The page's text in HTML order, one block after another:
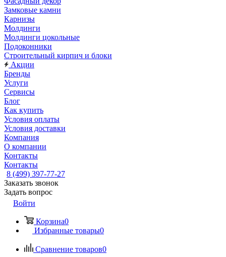
Замковые камни
Карнизы
Молдинги
Молдинги цокольные
Подоконники
Строительный кирпич и блоки
Акции
Бренды
Услуги
Сервисы
Блог
Как купить
Условия оплаты
Условия доставки
Компания
О компании
Контакты
Контакты
8 (499) 397-77-27
Заказать звонок
Задать вопрос
Войти
Корзина0
Избранные товары0
Сравнение товаров0